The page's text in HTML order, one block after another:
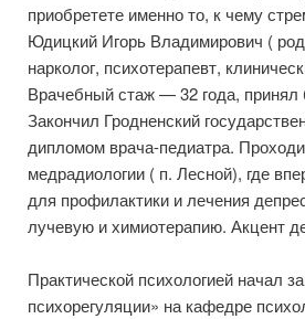
приобретете именно то, к чему
Юдицкий Игорь Владимирович (
нарколог, психотерапевт,
Врачебный стаж — 32 года, принял
Закончил Гродненский
дипломом врача-педиатра.
медрадиологии ( п. Лесной), где
для профилактики и лечения
лучевую и химиотерапию. Акцент
Практической психологией начал
психорегуляции» на кафедре